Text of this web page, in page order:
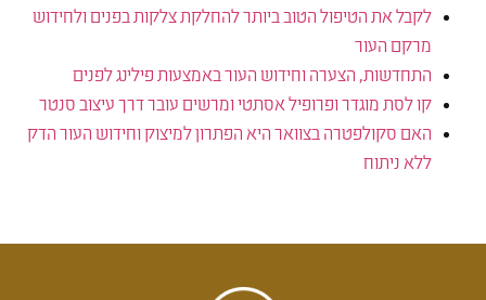
לקבל את הטיפול הטוב ביותר להחלקת צלקות בפנים ולחידוש
מרקם העור
התחדשות, הצערה וחידוש העור באמצעות פילינג לפנים
קו לסת מוגדר ופרופיל אסתטי ומרשים עובר דרך עיצוב סנטר
האם סקולפטרה בצוואר היא הפתרון למיצוק וחידוש העור הדק
ללא ניתוח